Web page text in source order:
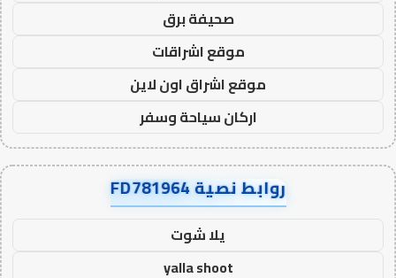
صحيفة برق
موقع اشراقات
موقع اشراق اون لاين
اركان سياحة وسفر
روابط نصية FD781964
يلا شوت
yalla shoot